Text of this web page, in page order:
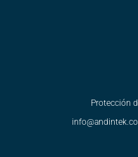
Protección